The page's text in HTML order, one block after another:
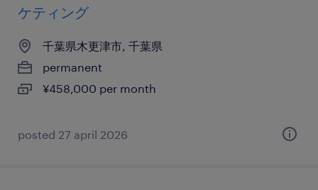
ケティング
千葉県木更津市, 千葉県
permanent
¥458,000 per month
posted 27 april 2026